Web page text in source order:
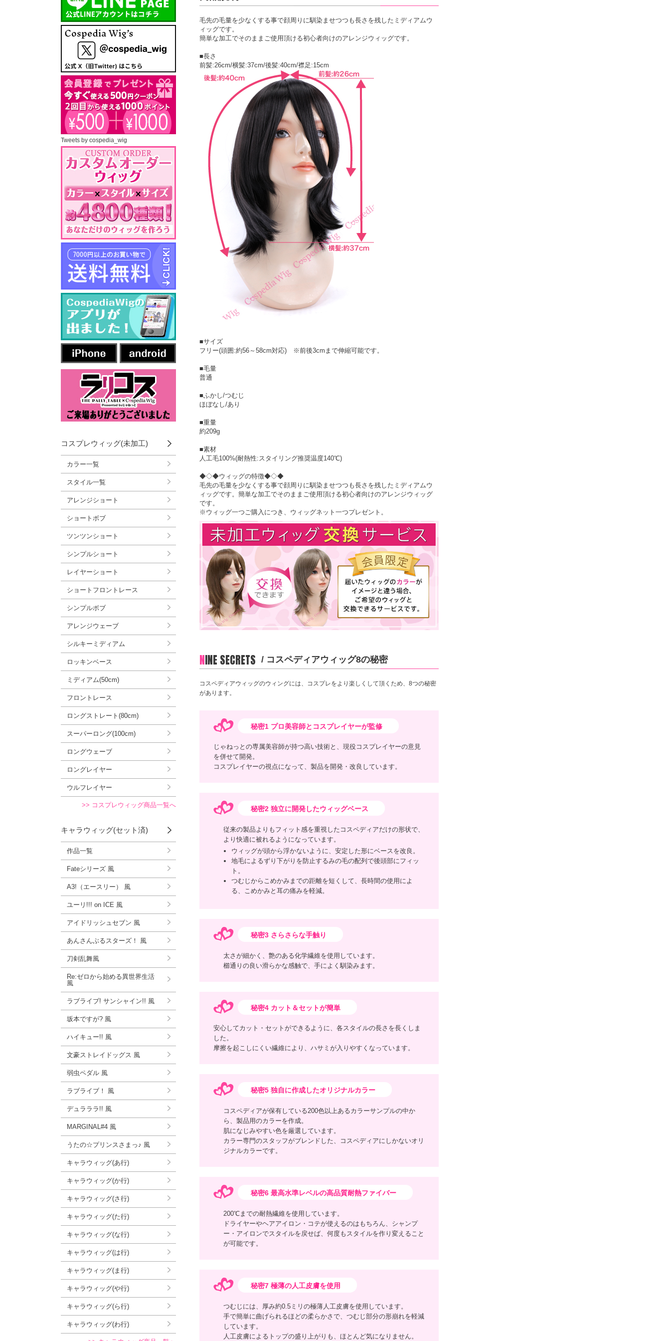
毛先の毛量を少なくする事で顔周りに馴染ませつつも長さを残したミディアムウ
ィッグです。
簡単な加工でそのままご使用頂ける初心者向けのアレンジウィッグです。
■長さ
前髪:26cm/横髪:37cm/後髪:40cm/襟足:15cm
■サイズ
フリー(頭囲:約56～58cm対応) ※前後3cmまで伸縮可能です。
■毛量
普通
■ふかし/つむじ
ほぼなし/あり
■重量
約209g
■素材
人工毛100%(耐熱性:スタイリング推奨温度140℃)
◆◇◆ウィッグの特徴◆◇◆
毛先の毛量を少なくする事で顔周りに馴染ませつつも長さを残したミディアムウ
ィッグです。簡単な加工でそのままご使用頂ける初心者向けのアレンジウィッグ
です。
※ウィッグ一つご購入につき、ウィッグネット一つプレゼント。
NINE SECRETS / コスペディアウィッグ8の秘密
コスペディアウィッグのウィングには、コスプレをより楽しくして頂くため、8つの秘密
があります。
秘密1 プロ美容師とコスプレイヤーが監修
じゃねっとの専属美容師が持つ高い技術と、現役コスプレイヤーの意見
を併せて開発。
コスプレイヤーの視点になって、製品を開発・改良しています。
秘密2 独立に開発したウィッグベース
従来の製品よりもフィット感を重視したコスペディアだけの形状で、
より快適に被れるようになっています。
ウィッグが頭から浮かないように、安定した形にベースを改良。
地毛によるずり下がりを防止するみの毛の配列で後頭部にフィッ
ト。
つむじからこめかみまでの距離を短くして、長時間の使用によ
る、こめかみと耳の痛みを軽減。
秘密3 さらさらな手触り
太さが細かく、艶のある化学繊維を使用しています。
櫛通りの良い滑らかな感触で、手によく馴染みます。
秘密4 カット＆セットが簡単
安心してカット・セットができるように、各スタイルの長さを長くしま
した。
摩擦を起こしにくい繊維により、ハサミが入りやすくなっています。
秘密5 独自に作成したオリジナルカラー
コスペディアが保有している200色以上あるカラーサンプルの中か
ら、製品用のカラーを作成。
肌になじみやすい色を厳選しています。
カラー専門のスタッフがブレンドした、コスペディアにしかないオリ
ジナルカラーです。
秘密6 最高水準レベルの高品質耐熱ファイバー
200℃までの耐熱繊維を使用しています。
ドライヤーやヘアアイロン・コテが使えるのはもちろん、シャンプ
ー・アイロンでスタイルを戻せば、何度もスタイルを作り変えること
が可能です。
秘密7 極薄の人工皮膚を使用
つむじには、厚み約0.5ミリの極薄人工皮膚を使用しています。
手で簡単に曲げられるほどの柔らかさで、つむじ部分の形崩れを軽減
しています。
人工皮膚によるトップの盛り上がりも、ほとんど気になりません。
Tweets by cospedia_wig
コスプレウィッグ(未加工)
カラー一覧
スタイル一覧
アレンジショート
ショートボブ
ツンツンショート
シンプルショート
レイヤーショート
ショートフロントレース
シンプルボブ
アレンジウェーブ
シルキーミディアム
ロッキンベース
ミディアム(50cm)
フロントレース
ロングストレート(80cm)
スーパーロング(100cm)
ロングウェーブ
ロングレイヤー
ウルフレイヤー
>> コスプレウィッグ商品一覧へ
キャラウィッグ(セット済)
作品一覧
Fateシリーズ 風
A3!（エースリー） 風
ユーリ!!! on ICE 風
アイドリッシュセブン 風
あんさんぶるスターズ！ 風
刀剣乱舞風
Re:ゼロから始める異世界生活
風
ラブライブ! サンシャイン!! 風
坂本ですが? 風
ハイキュー!! 風
文豪ストレイドッグス 風
弱虫ペダル 風
ラブライブ！ 風
デュラララ!! 風
MARGINAL#4 風
うたの☆プリンスさまっ♪ 風
キャラウィッグ(あ行)
キャラウィッグ(か行)
キャラウィッグ(さ行)
キャラウィッグ(た行)
キャラウィッグ(な行)
キャラウィッグ(は行)
キャラウィッグ(ま行)
キャラウィッグ(や行)
キャラウィッグ(ら行)
キャラウィッグ(わ行)